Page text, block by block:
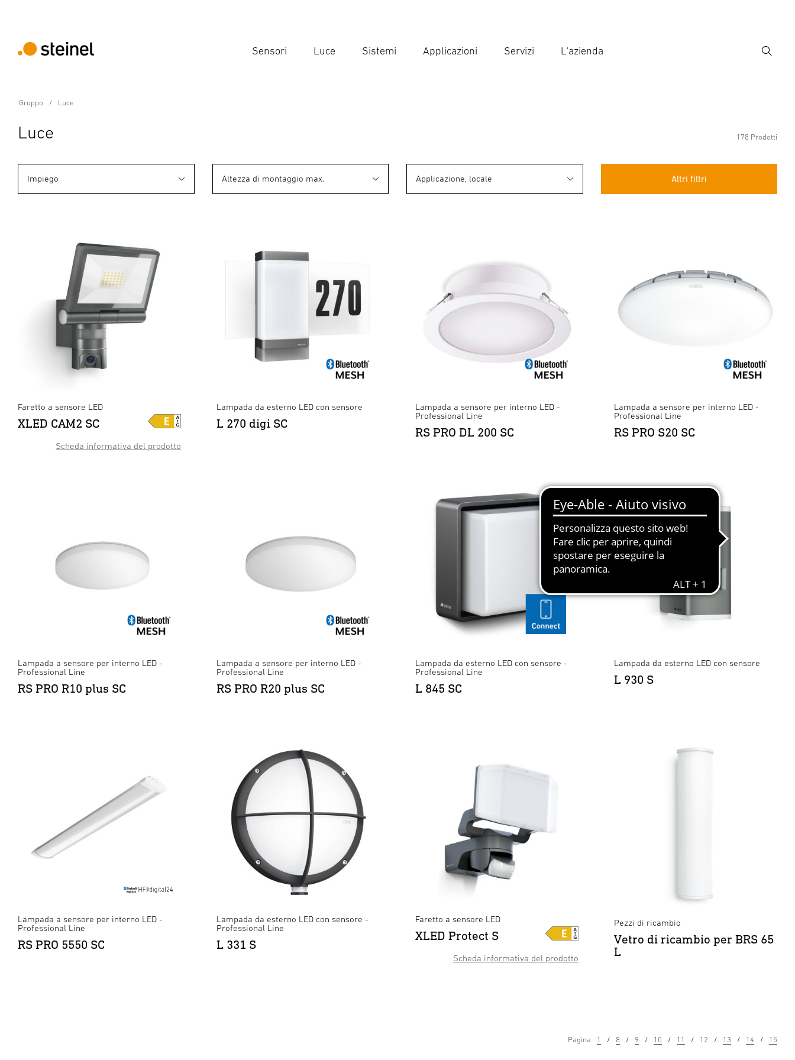
Sensori Luce Sistemi Applicazioni Servizi L'azienda
Ricerca
Gruppo Luce
Luce 178 Prodotti
Altri filtri
Impiego Altezza di montaggio max. Applicazione, locale
Scheda informativa del prodotto
Faretto a sensore LED
XLED CAM2 SC
Lampada da esterno LED con sensore
L 270 digi SC
Lampada a sensore per interno LED -
Professional Line
RS PRO DL 200 SC
Lampada a sensore per interno LED -
Professional Line
RS PRO S20 SC
Lampada a sensore per interno LED -
Professional Line
RS PRO R10 plus SC
Lampada a sensore per interno LED -
Professional Line
RS PRO R20 plus SC
Lampada da esterno LED con sensore -
Professional Line
L 845 SC
Lampada da esterno LED con sensore
L 930 S
Lampada a sensore per interno LED -
Professional Line
RS PRO 5550 SC
Lampada da esterno LED con sensore -
Professional Line
L 331 S
Scheda informativa del prodotto
Faretto a sensore LED
XLED Protect S
Pezzi di ricambio
Vetro di ricambio per BRS 65
L
Pagina 1 8 9 10 11 12 13 14 15